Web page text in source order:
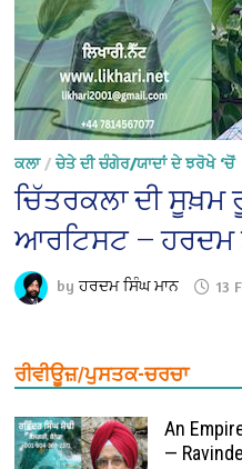
ਕਲਾ/ਚੇਤੇ ਦੀ ਚੰਗੇਰ/ਯਾਦਾਂ ਦੇ ਝਰੋਖੇ ‘ਚੋਂ
ਚਿੱਤਰਕਲਾ ਦੀ ਸੂਖ਼ਮ
ਆਰਟਿਸਟ — ਹਰਦਮ
byਹਰਦਮ ਸਿੰਘ ਮਾਨ 13
ਰੀਵੀਊਜ਼/ਪੁਸਤਕ-ਚਰਚਾ
An
—